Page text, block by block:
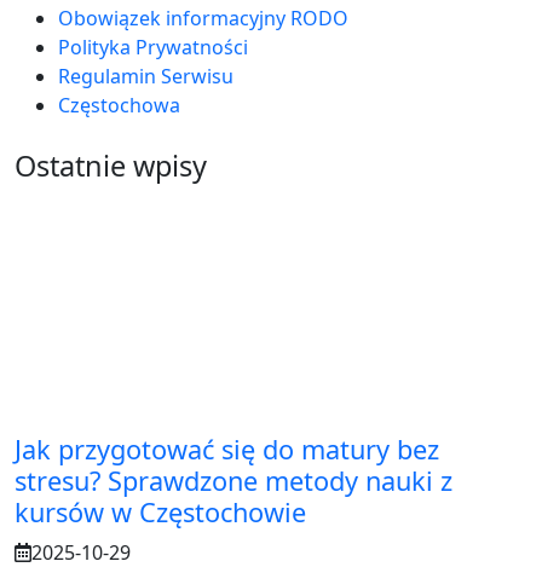
Obowiązek informacyjny RODO
Polityka Prywatności
Regulamin Serwisu
Częstochowa
Ostatnie wpisy
Jak przygotować się do matury bez
stresu? Sprawdzone metody nauki z
kursów w Częstochowie
2025-10-29